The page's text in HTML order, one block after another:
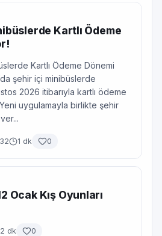
Kartlı Ödeme
Kartlı Ödeme Dönemi
şehir içi minibüslerde
2026 itibarıyla kartlı ödeme
uygulamayla birlikte şehir
1 dk 0
Ocak Kış Oyunları
2 dk 0